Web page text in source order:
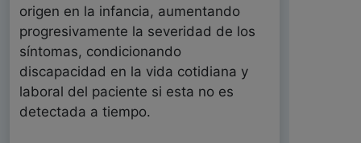
origen en la infancia, aumentando
progresivamente la severidad de los
síntomas, condicionando
discapacidad en la vida cotidiana y
laboral del paciente si esta no es
detectada a tiempo.